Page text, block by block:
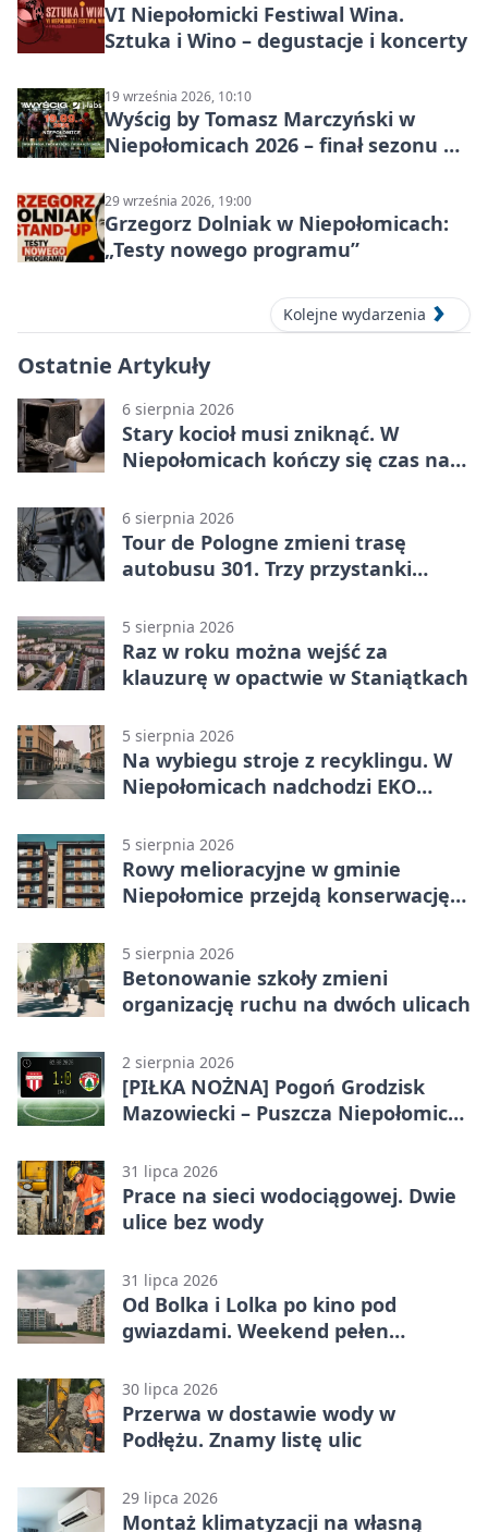
VI Niepołomicki Festiwal Wina.
Sztuka i Wino – degustacje i koncerty
19 września 2026, 10:10
Wyścig by Tomasz Marczyński w
Niepołomicach 2026 – finał sezonu na
29 września 2026, 19:00
Grzegorz Dolniak w Niepołomicach:
„Testy nowego programu”
Kolejne wydarzenia
Ostatnie Artykuły
6 sierpnia 2026
Stary kocioł musi zniknąć. W
Niepołomicach kończy się czas na
6 sierpnia 2026
Tour de Pologne zmieni trasę
autobusu 301. Trzy przystanki
5 sierpnia 2026
Raz w roku można wejść za
klauzurę w opactwie w Staniątkach
5 sierpnia 2026
Na wybiegu stroje z recyklingu. W
Niepołomicach nadchodzi EKO
5 sierpnia 2026
Rowy melioracyjne w gminie
Niepołomice przejdą konserwację.
5 sierpnia 2026
Betonowanie szkoły zmieni
organizację ruchu na dwóch ulicach
2 sierpnia 2026
[PIŁKA NOŻNA] Pogoń Grodzisk
Mazowiecki – Puszcza Niepołomice
punktów w Betclic 1. lidze
31 lipca 2026
Prace na sieci wodociągowej. Dwie
ulice bez wody
31 lipca 2026
Od Bolka i Lolka po kino pod
gwiazdami. Weekend pełen
30 lipca 2026
Przerwa w dostawie wody w
Podłężu. Znamy listę ulic
29 lipca 2026
Montaż klimatyzacji na własną